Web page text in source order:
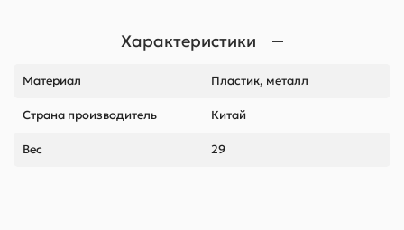
Характеристики
Материал Пластик, металл
Страна производитель Китай
Вес 29